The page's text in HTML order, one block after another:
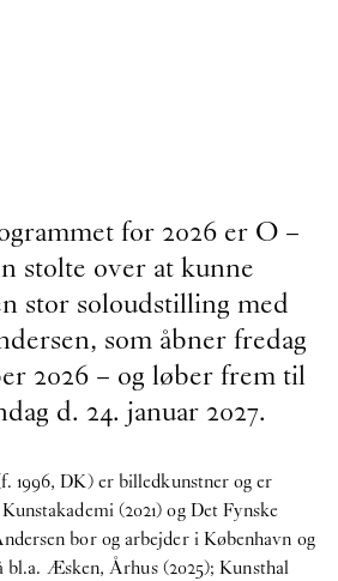
for 2026 er O –
stolte over at kunne
stor soloudstilling med
som åbner fredag
2026 – og løber frem til
d. 24. januar 2027.
1996, DK) er billedkunstner og er
(2021) og Det Fynske
bor og arbejder i København og
bl.a. Æsken, Århus (2025); Kunsthal